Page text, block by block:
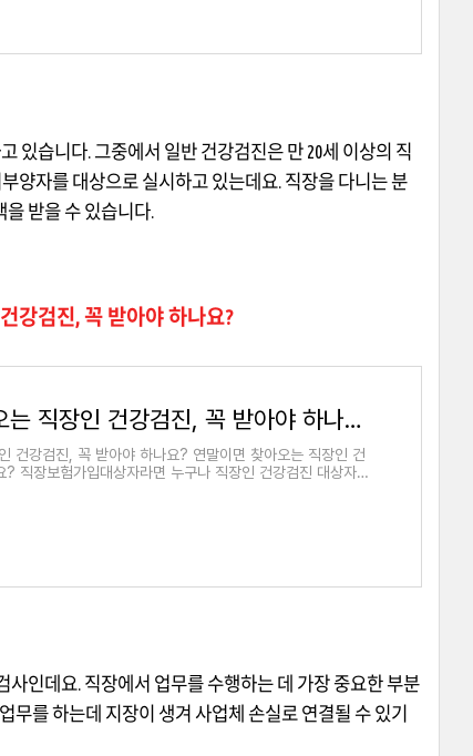
있습니다. 그중에서 일반 건강검진은 만 20세 이상의 직
양자를 대상으로 실시하고 있는데요. 직장을 다니는 분
을 받을 수 있습니다.
강검진, 꼭 받아야 하나요?
연말이면 찾아오는 직장인 건강검진, 꼭 받아야 하나요? | 국민건강보험
건강검진, 꼭 받아야 하나요? 연말이면 찾아오는 직장인 건
직장보험가입대상자라면 누구나 직장인 건강검진 대상자가
사인데요. 직장에서 업무를 수행하는 데 가장 중요한 부분
무를 하는데 지장이 생겨 사업체 손실로 연결될 수 있기